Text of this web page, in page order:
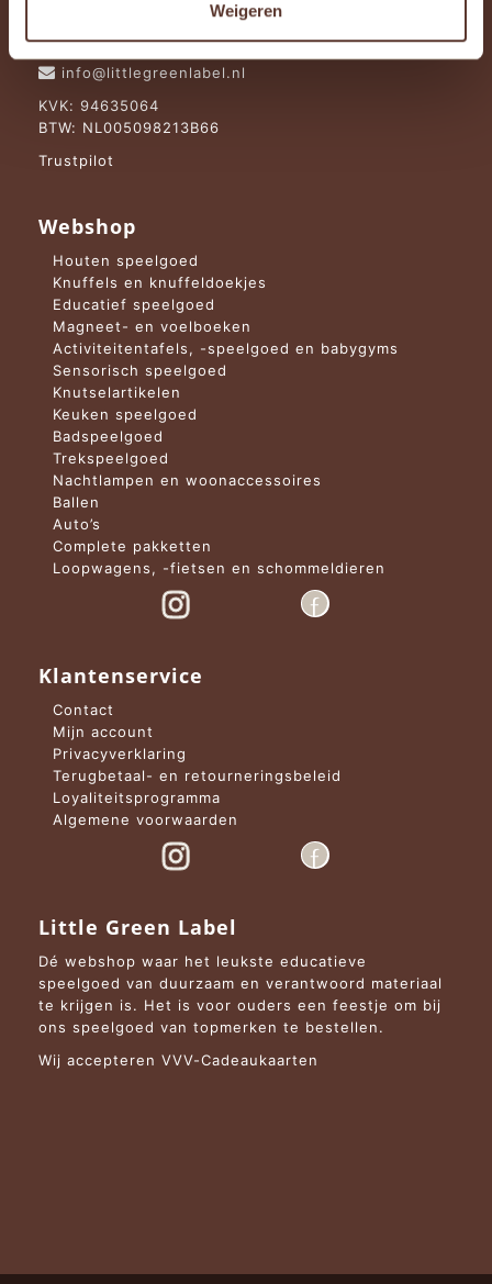
Weigeren
info@littlegreenlabel.nl
KVK: 94635064
BTW: NL005098213B66
Trustpilot
Webshop
Houten speelgoed
Knuffels en knuffeldoekjes
Educatief speelgoed
Magneet- en voelboeken
Activiteitentafels, -speelgoed en babygyms
Sensorisch speelgoed
Knutselartikelen
Keuken speelgoed
Badspeelgoed
Trekspeelgoed
Nachtlampen en woonaccessoires
Ballen
Auto’s
Complete pakketten
Loopwagens, -fietsen en schommeldieren
Klantenservice
Contact
Mijn account
Privacyverklaring
Terugbetaal- en retourneringsbeleid
Loyaliteitsprogramma
Algemene voorwaarden
Little Green Label
Dé webshop waar het leukste educatieve
speelgoed van duurzaam en verantwoord materiaal
te krijgen is. Het is voor ouders een feestje om bij
ons speelgoed van topmerken te bestellen.
Wij accepteren VVV-Cadeaukaarten